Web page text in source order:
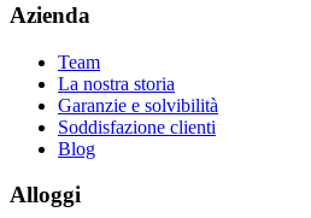
Azienda
Team
La nostra storia
Garanzie e solvibilità
Soddisfazione clienti
Blog
Alloggi